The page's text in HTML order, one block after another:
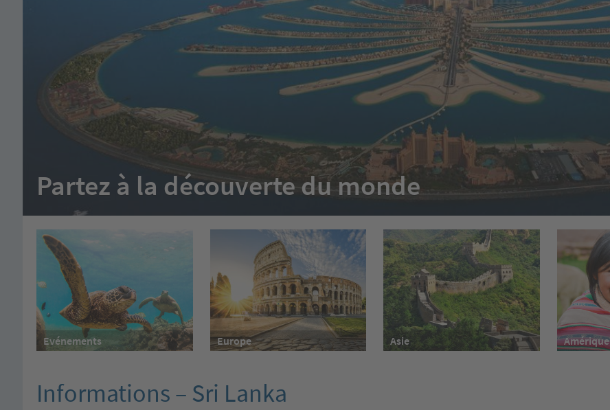
Partez à la découverte du monde
Evénements Europe Asie Amérique
Informations – Sri Lanka